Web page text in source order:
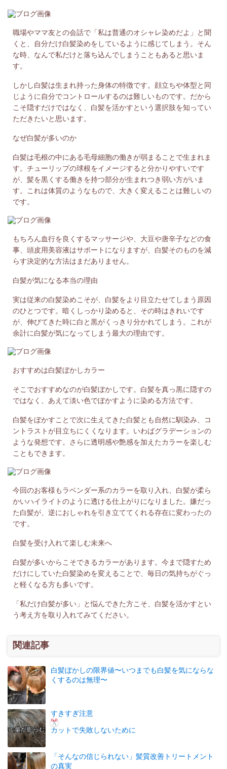
職場やママ友との会話で「私は普通のオシャレ染めだよ」と聞
くと、自分だけ白髪染めをしているように感じてしまう。そん
な時、なんで私だけと落ち込んでしまうこともあると思いま
す。
しかし白髪は生まれ持った身体の特徴です。顔立ちや体型と同
じように自分でコントロールするのは難しいものです。だから
こそ隠すだけではなく、白髪を活かすという選択肢を知ってい
ただきたいと思います。
なぜ白髪が多いのか
白髪は毛根の中にある毛母細胞の働きが弱まることで生まれま
す。チューリップの球根をイメージすると分かりやすいです
が、髪を黒くする働きを持つ部分が生まれつき弱い方がいま
す。これは体質のようなもので、大きく変えることは難しいの
です。
もちろん血行を良くするマッサージや、大豆や唐辛子などの食
事、頭皮用美容液はサポートになりますが、白髪そのものを減
らす決定的な方法はまだありません。
白髪が気になる本当の理由
実は従来の白髪染めこそが、白髪をより目立たせてしまう原因
のひとつです。暗くしっかり染めると、その時はきれいです
が、伸びてきた時に白と黒がくっきり分かれてしまう。これが
余計に白髪が気になってしまう最大の理由です。
おすすめは白髪ぼかしカラー
そこでおすすめなのが白髪ぼかしです。白髪を真っ黒に隠すの
ではなく、あえて淡い色でぼかすように染める方法です。
白髪をぼかすことで次に生えてきた白髪とも自然に馴染み、コ
ントラストが目立ちにくくなります。いわばグラデーションの
ような発想です。さらに透明感や艶感を加えたカラーを楽しむ
こともできます。
今回のお客様もラベンダー系のカラーを取り入れ、白髪が柔ら
かいハイライトのように透ける仕上がりになりました。嫌だっ
た白髪が、逆におしゃれを引き立ててくれる存在に変わったの
です。
白髪を受け入れて楽しむ未来へ
白髪が多いからこそできるカラーがあります。今まで隠すため
だけにしていた白髪染めを変えることで、毎日の気持ちがぐっ
と軽くなる方も多いです。
「私だけ白髪が多い」と悩んできた方こそ、白髪を活かすとい
う考え方を取り入れてみてください。
関連記事
白髪ぼかしの限界値〜いつまでも白髪を気にならな
くするのは無理〜
すきすぎ注意
カットで失敗しないために
「そんなの信じられない」髪質改善トリートメント
の真実